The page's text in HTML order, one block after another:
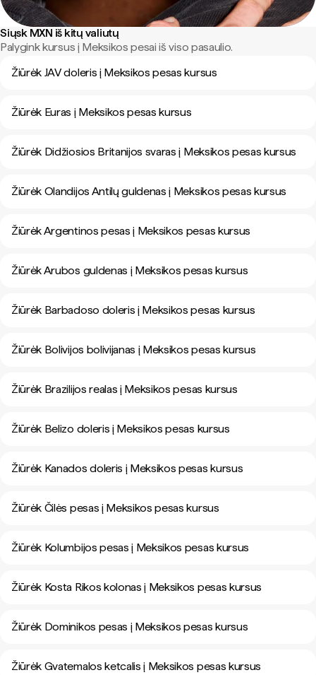
Siųsk MXN iš kitų valiutų
Palygink kursus į Meksikos pesai iš viso pasaulio.
Žiūrėk JAV doleris į Meksikos pesas kursus
Žiūrėk Euras į Meksikos pesas kursus
Žiūrėk Didžiosios Britanijos svaras į Meksikos pesas kursus
Žiūrėk Olandijos Antilų guldenas į Meksikos pesas kursus
Žiūrėk Argentinos pesas į Meksikos pesas kursus
Žiūrėk Arubos guldenas į Meksikos pesas kursus
Žiūrėk Barbadoso doleris į Meksikos pesas kursus
Žiūrėk Bolivijos bolivijanas į Meksikos pesas kursus
Žiūrėk Brazilijos realas į Meksikos pesas kursus
Žiūrėk Belizo doleris į Meksikos pesas kursus
Žiūrėk Kanados doleris į Meksikos pesas kursus
Žiūrėk Čilės pesas į Meksikos pesas kursus
Žiūrėk Kolumbijos pesas į Meksikos pesas kursus
Žiūrėk Kosta Rikos kolonas į Meksikos pesas kursus
Žiūrėk Dominikos pesas į Meksikos pesas kursus
Žiūrėk Gvatemalos ketcalis į Meksikos pesas kursus